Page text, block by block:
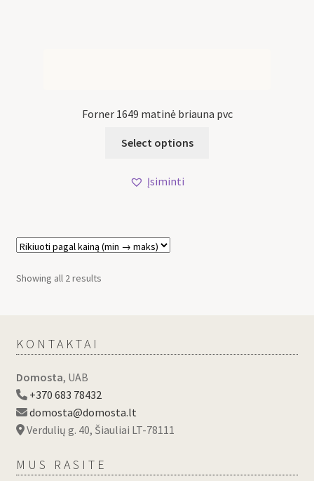
Forner 1649 matinė briauna pvc
Select options
Įsiminti
Showing all 2 results
KONTAKTAI
Domosta, UAB
+370 683 78432
domosta@domosta.lt
Verdulių g. 40, Šiauliai LT-78111
MUS RASITE